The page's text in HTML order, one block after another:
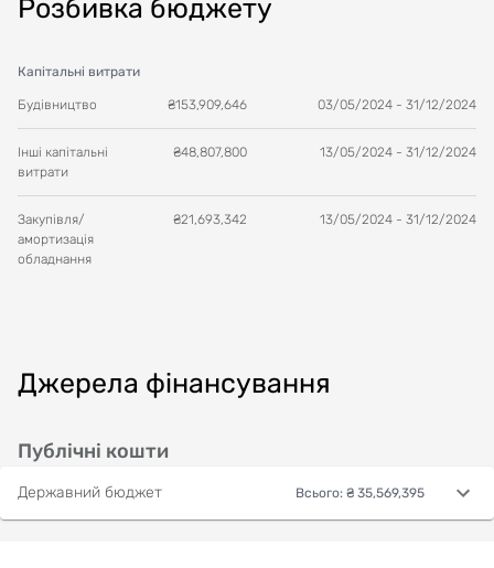
Розбивка бюджету
Капітальні витрати
Будівництво ₴153,909,646 03/05/2024 - 31/12/2024
Інші капітальні
витрати
₴48,807,800 13/05/2024 - 31/12/2024
Закупівля/
амортизація
обладнання
₴21,693,342 13/05/2024 - 31/12/2024
Джерела фінансування
Публічні кошти
Державний бюджет Всього: ₴ 35,569,395